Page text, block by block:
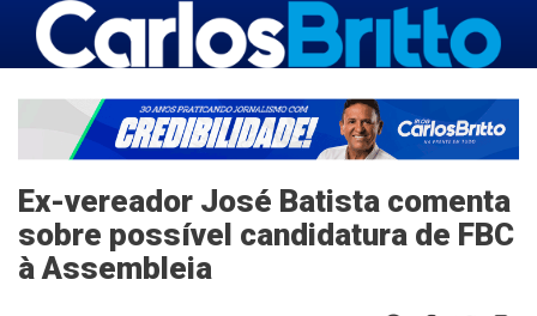
Ex-vereador José Batista comenta
sobre possível candidatura de FBC
à Assembleia